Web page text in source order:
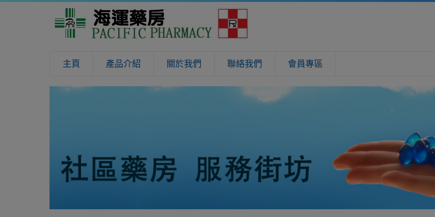
主頁 產品介紹 關於我們 聯絡我們 會員專區